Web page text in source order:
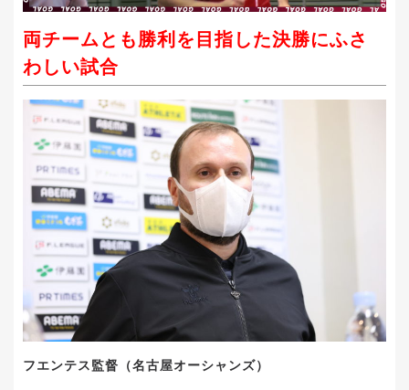
両チームとも勝利を目指した決勝にふさ
わしい試合
フエンテス監督（名古屋オーシャンズ）